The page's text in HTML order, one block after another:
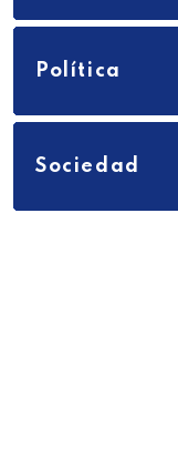
Política
Sociedad